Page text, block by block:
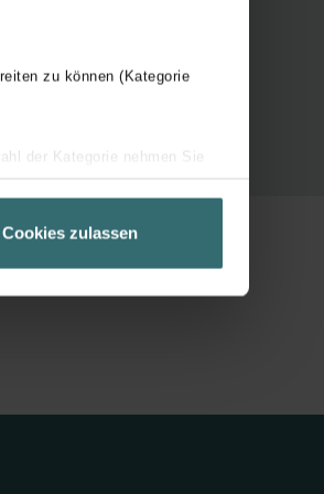
zu können (Kategorie
der Kategorie nehmen Sie
Informationen
über einen Link in der
Cookies zulassen